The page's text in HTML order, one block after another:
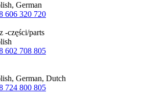
German
606 320 720
części/parts
602 708 805
German, Dutch
724 800 805